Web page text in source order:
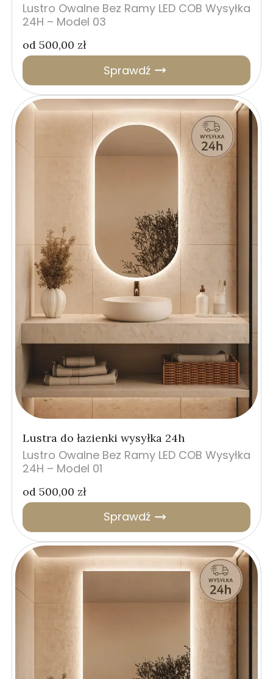
Lustro Owalne Bez Ramy LED COB Wysyłka
24H – Model 03
Sprawdź
od 500,00 zł
Lustra do łazienki wysyłka 24h
Lustro Owalne Bez Ramy LED COB Wysyłka
24H – Model 01
Sprawdź
od 500,00 zł